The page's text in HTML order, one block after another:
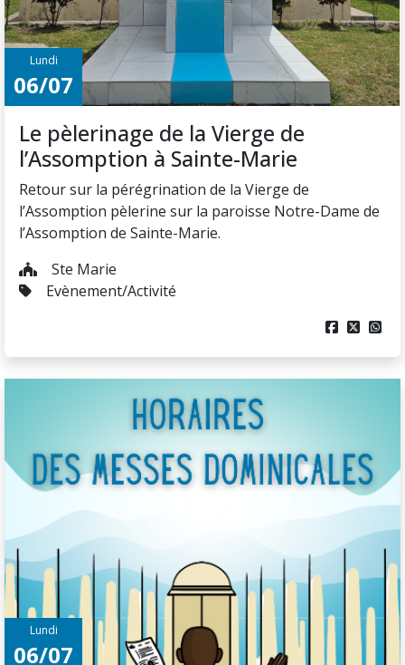
Lundi
06/07
Le pèlerinage de la Vierge de
l’Assomption à Sainte-Marie
Retour sur la pérégrination de la Vierge de
l’Assomption pèlerine sur la paroisse Notre-Dame de
l’Assomption de Sainte-Marie.
Ste Marie
Evènement/Activité
  
Lundi
06/07